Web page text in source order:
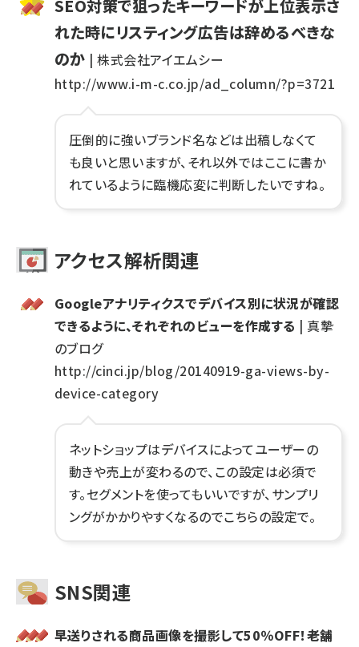
SEO対策で狙ったキーワードが上位表示さ
れた時にリスティング広告は辞めるべきな
のか | 株式会社アイエムシー
http://www.i-m-c.co.jp/ad_column/?p=3721
圧倒的に強いブランド名などは出稿しなくて
も良いと思いますが、それ以外ではここに書か
れているように臨機応変に判断したいですね。
アクセス解析関連
Googleアナリティクスでデバイス別に状況が確認
できるように、それぞれのビューを作成する | 真摯
のブログ
http://cinci.jp/blog/20140919-ga-views-by-
device-category
ネットショップはデバイスによってユーザーの
動きや売上が変わるので、この設定は必須で
す。セグメントを使ってもいいですが、サンプリ
ングがかかりやすくなるのでこちらの設定で。
SNS関連
早送りされる商品画像を撮影して50％OFF！老舗